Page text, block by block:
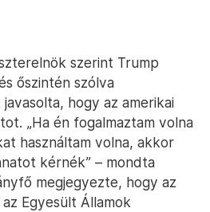
szerint Trump
őszintén szólva
hogy az amerikai
„Ha én fogalmaztam volna
használtam volna, akkor
kérnék” – mondta
megjegyezte, hogy az
Egyesült Államok